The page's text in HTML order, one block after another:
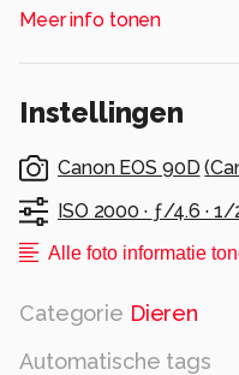
Alle rechten voorbehouden
Meer info tonen
Instellingen
Canon EOS 90D (
ISO 2000 · ƒ/4.6 · 1/
Alle foto informatie
Categorie Dieren
Automatische tags